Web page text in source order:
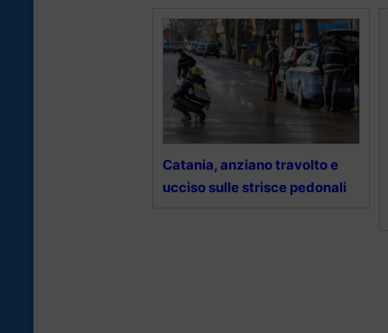
Catania, anziano travolto e
ucciso sulle strisce pedonali